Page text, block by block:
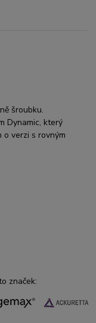
šroubku.
Dynamic, který
o verzi s rovným
značek: